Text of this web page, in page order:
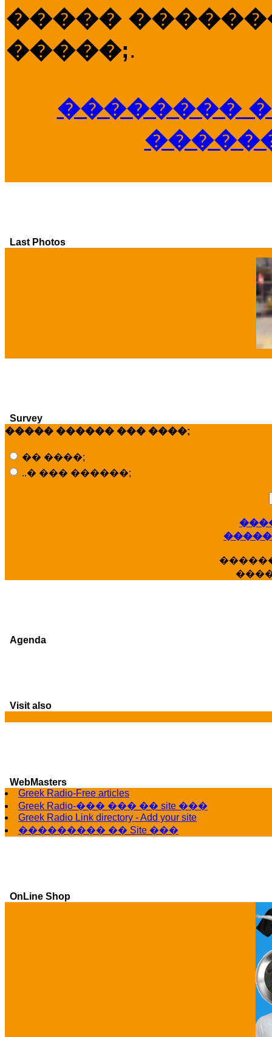
�����
�����;.
��������
Last Photos
Survey
����� ������ ��� ����;
�� ����;
..� ��� ������;
Agenda
Visit also
WebMasters
Greek Radio-Free articles
Greek Radio-��� ��� �� site ���
Greek Radio Link directory - Add your site
��������� �� Site ���
OnLine Shop